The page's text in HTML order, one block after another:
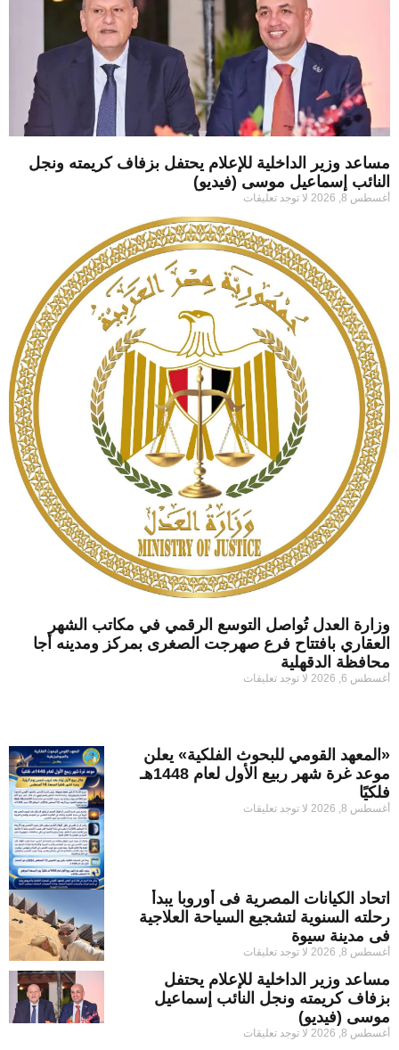
مساعد وزير الداخلية للإعلام يحتفل بزفاف كريمته ونجل
النائب إسماعيل موسى (فيديو)
أغسطس 8, 2026 لا توجد تعليقات
وزارة العدل تُواصل التوسع الرقمي في مكاتب الشهر
العقاري بافتتاح فرع صهرجت الصغرى بمركز ومدينه أجا
محافظة الدقهلية
أغسطس 6, 2026 لا توجد تعليقات
«المعهد القومي للبحوث الفلكية» يعلن
موعد غرة شهر ربيع الأول لعام 1448هـ
فلكيًا
أغسطس 8, 2026 لا توجد تعليقات
اتحاد الكيانات المصرية فى أوروبا يبدأ
رحلته السنوية لتشجيع السياحة العلاجية
فى مدينة سيوة
أغسطس 8, 2026 لا توجد تعليقات
مساعد وزير الداخلية للإعلام يحتفل
بزفاف كريمته ونجل النائب إسماعيل
موسى (فيديو)
أغسطس 8, 2026 لا توجد تعليقات